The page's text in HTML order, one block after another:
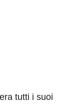
tutti i suoi